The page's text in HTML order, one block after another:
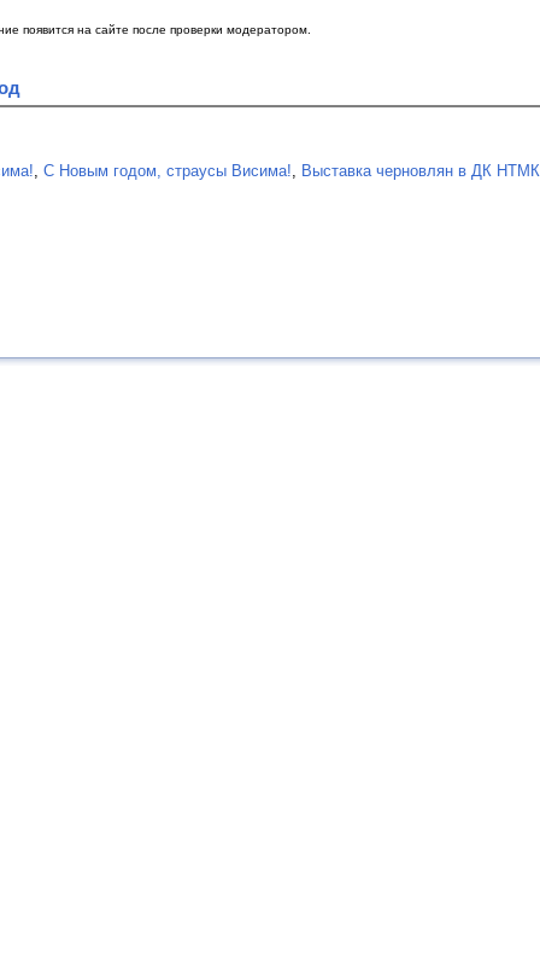
появится на сайте после проверки модератором.
С Новым годом, страусы Висима! Выставка черновлян в ДК НТМК